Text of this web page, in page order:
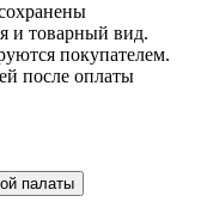
и товарный вид.
покупателем.
после оплаты
палаты